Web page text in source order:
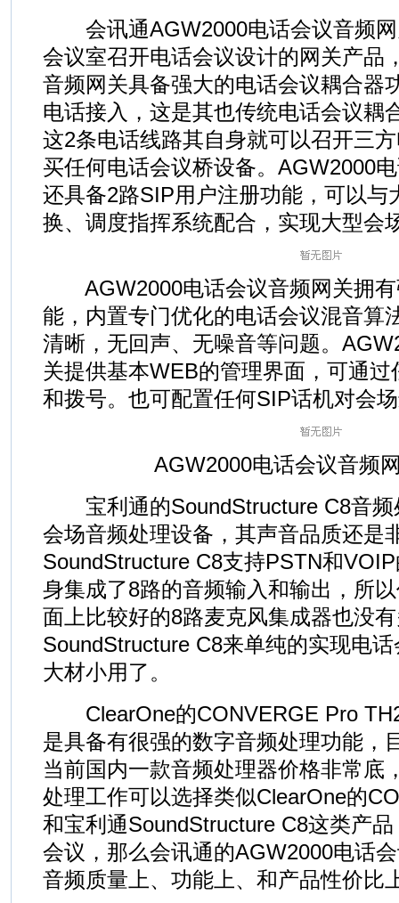
会讯通AGW2000电话会议音频网
会议室召开电话会议设计的网关产品
音频网关具备强大的电话会议耦合器
电话接入，这是其也传统电话会议耦
这2条电话线路其自身就可以召开三
买任何电话会议桥设备。AGW2000
还具备2路SIP用户注册功能，可以与
换、调度指挥系统配合，实现大型会
AGW2000电话会议音频网关拥有
能，内置专门优化的电话会议混音算
清晰，无回声、无噪音等问题。
关提供基本WEB的管理界面，可通
和拨号。也可配置任何SIP话机对会
AGW2000电话会议音频
宝利通的SoundStructure C8音频
会场音频处理设备，其声音品质还是
SoundStructure C8支持PSTN和
身集成了8路的音频输入和输出，所
面上比较好的8路麦克风集成器也没
SoundStructure C8来单纯的实现电
大材小用了。
ClearOne的CONVERGE Pro
是具备有很强的数字音频处理功能，
当前国内一款音频处理器价格非常底
处理工作可以选择类似ClearOne的
和宝利通SoundStructure C8这类产
会议，那么会讯通的AGW2000电话
音频质量上、功能上、和产品性价比